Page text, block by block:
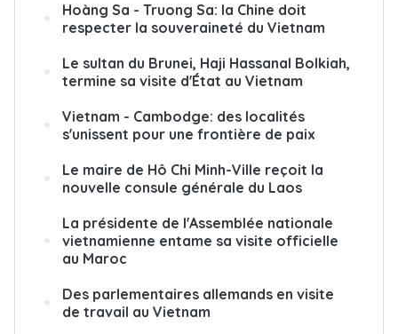
Hoàng Sa - Truong Sa: la Chine doit
respecter la souveraineté du Vietnam
Le sultan du Brunei, Haji Hassanal Bolkiah,
termine sa visite d'État au Vietnam
Vietnam - Cambodge: des localités
s'unissent pour une frontière de paix
Le maire de Hô Chi Minh-Ville reçoit la
nouvelle consule générale du Laos
La présidente de l'Assemblée nationale
vietnamienne entame sa visite officielle
au Maroc
Des parlementaires allemands en visite
de travail au Vietnam